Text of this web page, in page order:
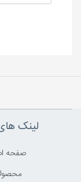
لینک
صفحه